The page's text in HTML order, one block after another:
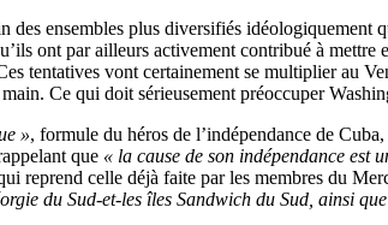
des ensembles plus diversifiés
ont par ailleurs activement contribué à
tentatives vont certainement se multiplier au
Ce qui doit sérieusement préoccuper
», formule du héros de l’indépendance de
que « la cause de son indépendance est
reprend celle déjà faite par les membres du
du Sud-et-les îles Sandwich du Sud, ainsi